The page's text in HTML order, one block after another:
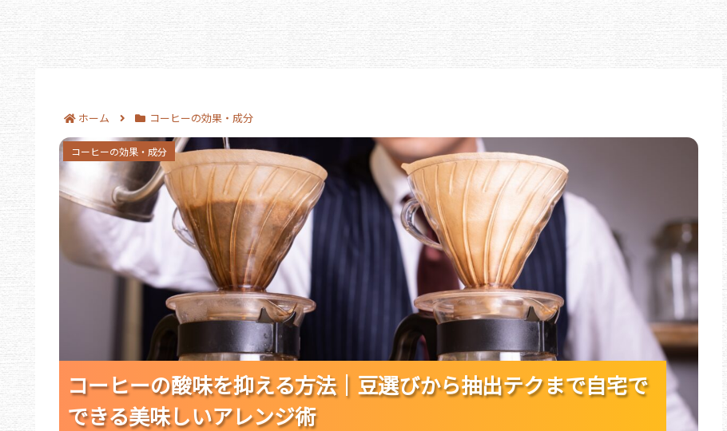
ホーム コーヒーの効果・成分
コーヒーの酸味を抑える方法｜豆選びから抽出テクまで自宅でできる美味しいアレンジ術
コーヒーの酸味を抑える方法｜豆選びから抽出テクまで自宅で
できる美味しいアレンジ術
コーヒーの酸味を抑える方法｜豆選びから抽出テクまで自宅で
できる美味しいアレンジ術
コーヒーの酸味を抑える方法｜豆選びから抽出テクまで自宅で
できる美味しいアレンジ術
コーヒーの効果・成分